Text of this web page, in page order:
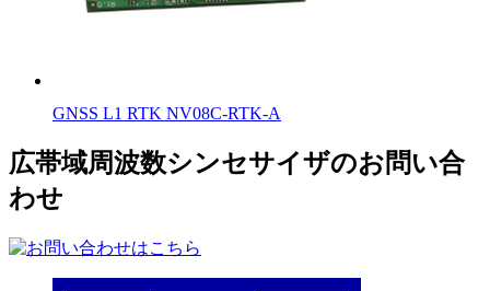
GNSS L1 RTK NV08C-RTK-A
広帯域周波数シンセサイザのお問い合
わせ